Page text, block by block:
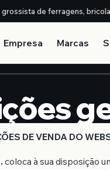
grossista de ferragens,
Empresa Marcas
DE VENDA DO
coloca à sua disposição